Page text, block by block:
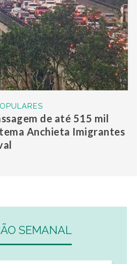
de até 515 mil
Anchieta Imigrantes
SEMANAL